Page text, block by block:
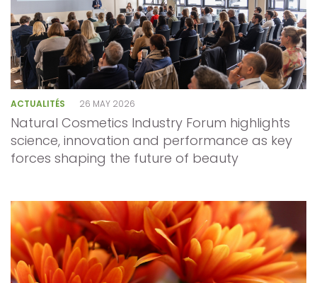
ACTUALITÉS 26 MAY 2026
Natural Cosmetics Industry Forum highlights
science, innovation and performance as key
forces shaping the future of beauty